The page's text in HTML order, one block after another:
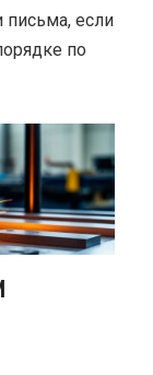
письма, если
по